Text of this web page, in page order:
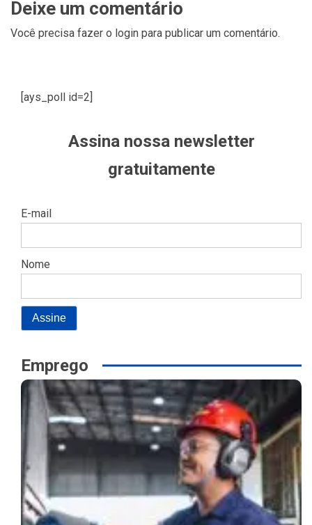
Deixe um comentário
Você precisa fazer o login para publicar um comentário.
[ays_poll id=2]
Assina nossa newsletter
gratuitamente
E-mail
Nome
Emprego